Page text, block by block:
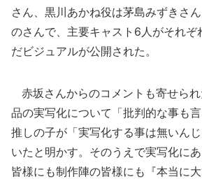
さん、黒川あかね役は茅島みずきさ
のさんで、主要キャスト6人がそれぞ
だビジュアルが公開された。
赤坂さんからのコメントも寄せら
品の実写化について「批判的な事も言
推しの子が「実写化する事は無いん
いたと明かす。そのうえで実写化に
皆様にも制作陣の皆様にも『本当に